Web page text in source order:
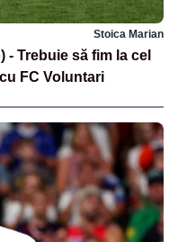
Stoica Marian
- Trebuie să fim la cel
FC Voluntari